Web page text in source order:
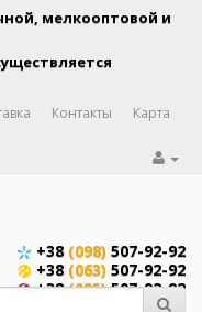
мелкооптовой и
Контакты
Карта
+38 (098) 507-92-92
+38 (063) 507-92-92
+38(095)507-92-92